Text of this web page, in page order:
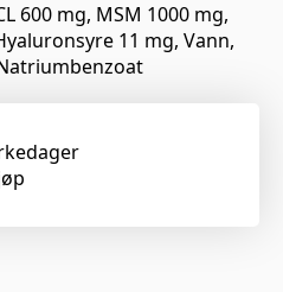
600 mg, MSM 1000 mg,
11 mg, Vann,